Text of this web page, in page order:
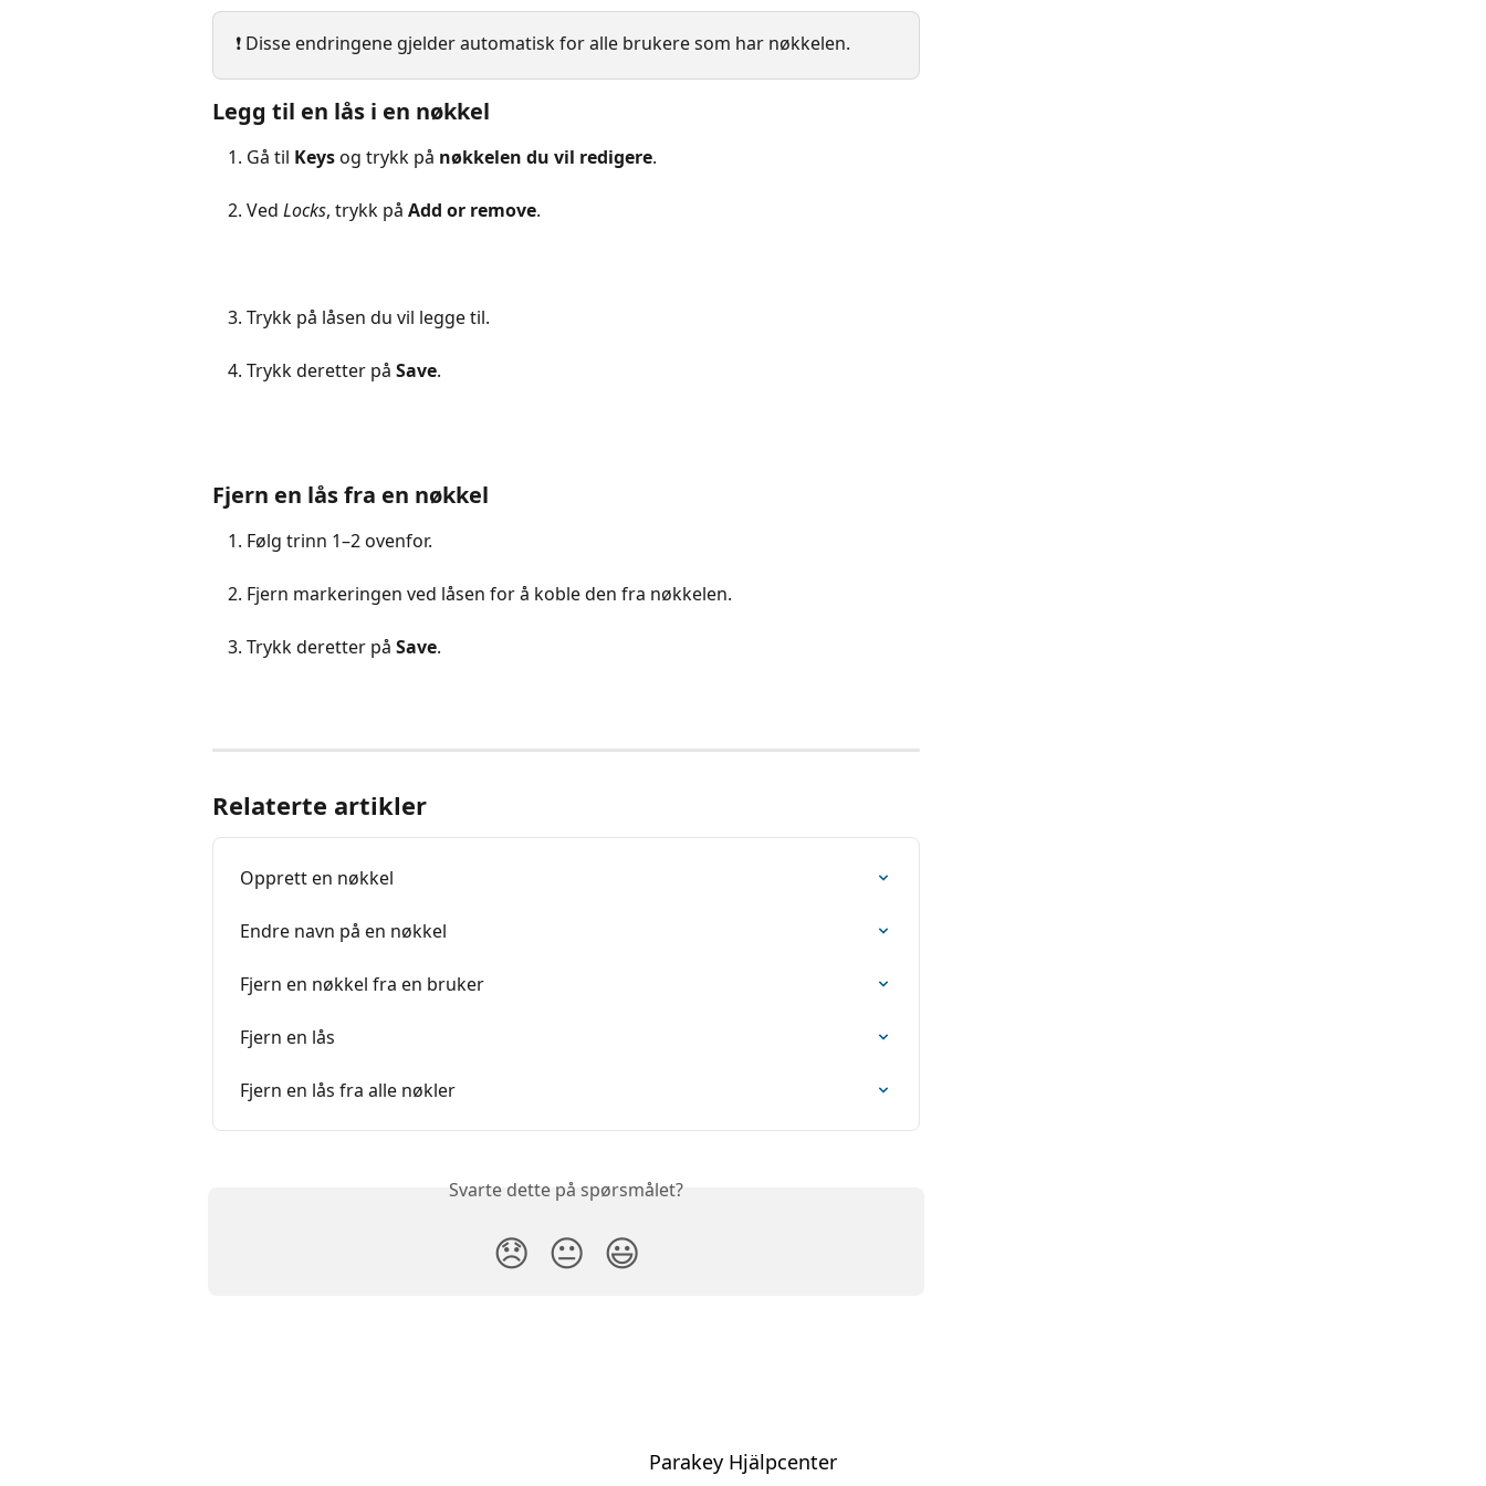
❗️ Disse endringene gjelder automatisk for alle brukere som har nøkkelen.
Legg til en lås i en nøkkel
Gå til Keys og trykk på nøkkelen du vil redigere.
Ved Locks, trykk på Add or remove.
Trykk på låsen du vil legge til.
Trykk deretter på Save.
Fjern en lås fra en nøkkel
Følg trinn 1–2 ovenfor.
Fjern markeringen ved låsen for å koble den fra nøkkelen.
Trykk deretter på Save.
Relaterte artikler
Opprett en nøkkel
Endre navn på en nøkkel
Fjern en nøkkel fra en bruker
Fjern en lås
Fjern en lås fra alle nøkler
Svarte dette på spørsmålet?
😞 😐 😃
Parakey Hjälpcenter